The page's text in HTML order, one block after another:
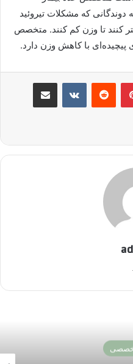
دوندگانی که مشکلات تیروئید
کنند تا وزن کم کنند. متخصص
پیچیده‌ای با کاهش وزن دارد.
پینترست‫رددیت ‫VKontakteاشتراک گذاری از طریق ایمیل
و سلامت